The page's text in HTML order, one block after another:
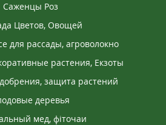
Саженцы Роз
Цветов, Овощей
для рассады, агроволокно
растения, Екзоты
защита растений
деревья
мед, фіточаи